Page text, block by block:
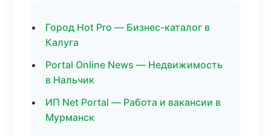
Город Hot Pro — Бизнес-каталог в
Калуга
Portal Online News — Недвижимость
в Нальчик
ИП Net Portal — Работа и вакансии в
Мурманск